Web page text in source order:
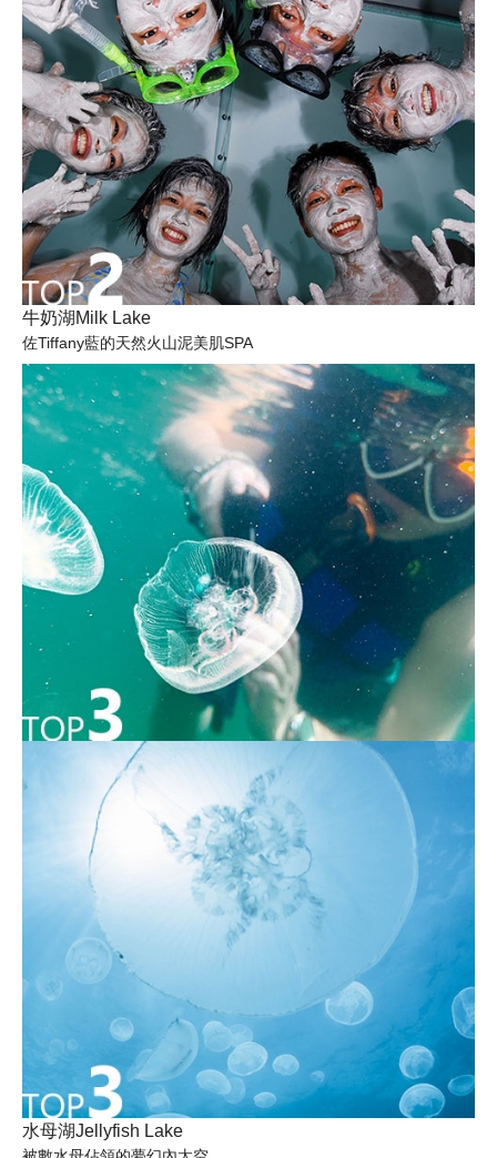
牛奶湖Milk Lake
佐Tiffany藍的天然火山泥美肌SPA
水母湖Jellyfish Lake